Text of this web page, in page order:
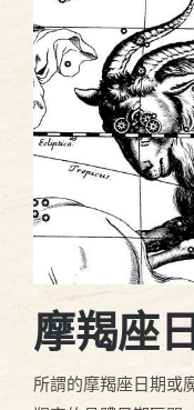
摩羯座
所謂的摩羯座日期或